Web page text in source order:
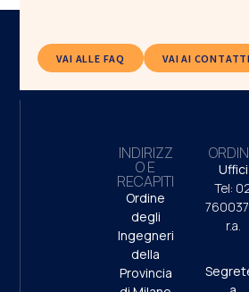
VAI ALLE FAQ VAI AI CONTATTI
INDIRIZZ
O E
RECAPITI
Ordine
degli
Ingegneri
della
Provincia
Uffici
Tel:
r.a.